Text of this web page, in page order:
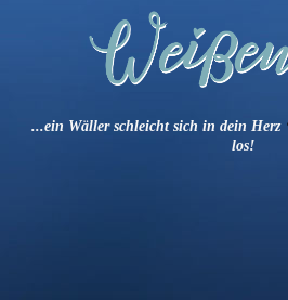
...ein Wäller schleicht sich in dein Herz
los!